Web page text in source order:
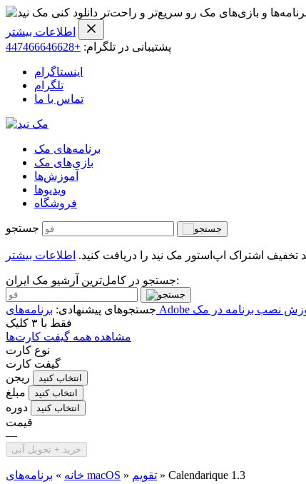
و بازی‌های مک رو سریع‌تر و راحت‌تر دانلود کنی
اطلاعات بیشتر
پشتیبانی در تلگرام: +447466646628
اینستاگرام
تلگرام
تماس با ما
برنامه‌های مک
بازی‌های مک
آموزش‌ها
ویدیو‌ها
فروشگاه
جستجو
اطلاعات بیشتر
جستجو در کامل‌ترین آرشیو مک ایران:
جستجوهای پیشنهادی:
نصب برنامه در مک
فقط با ۳ کلیک
مشاهده همه گیفت کارت‌ها
نوع کارت
گیفت کارت
ریجن
انتخاب کنید
مبلغ انتخاب کنید
دوره انتخاب کنید
قیمت
—
خرید + تحویل آنی
خانه » برنامه‌های macOS » تقویم » Calendarique 1.3